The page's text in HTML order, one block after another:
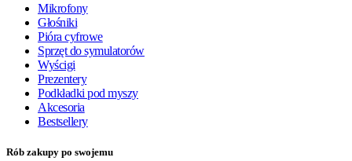
Mikrofony
Głośniki
Pióra cyfrowe
Sprzęt do symulatorów
Wyścigi
Prezentery
Podkładki pod myszy
Akcesoria
Bestsellery
Rób zakupy po swojemu